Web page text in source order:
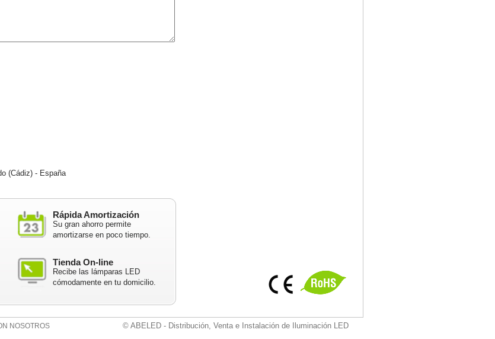
(Cádiz) - España
Rápida Amortización
Su gran ahorro permite
amortizarse en poco tiempo.
Tienda On-line
Recibe las lámparas LED
cómodamente en tu domicilio.
NOSOTROS © ABELED - Distribución, Venta e Instalación de Iluminación LED